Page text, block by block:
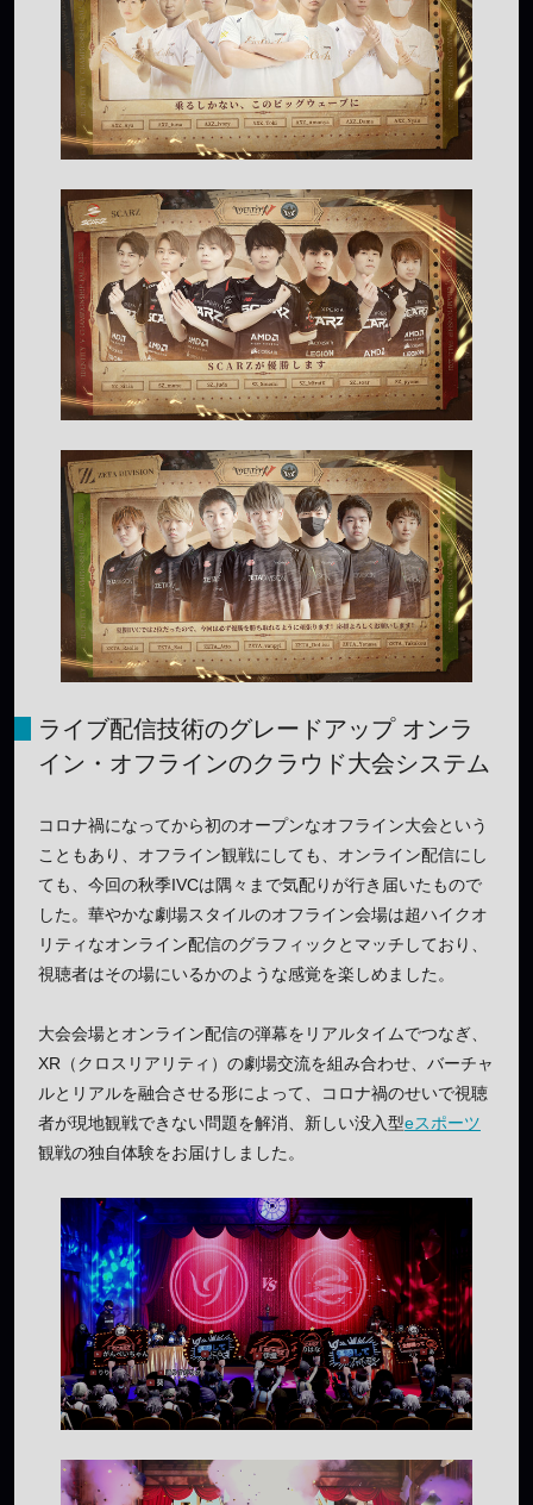
ライブ配信技術のグレードアップ オンラ
イン・オフラインのクラウド大会システム
コロナ禍になってから初のオープンなオフライン大会という
こともあり、オフライン観戦にしても、オンライン配信にし
ても、今回の秋季IVCは隅々まで気配りが行き届いたもので
した。華やかな劇場スタイルのオフライン会場は超ハイクオ
リティなオンライン配信のグラフィックとマッチしており、
視聴者はその場にいるかのような感覚を楽しめました。
大会会場とオンライン配信の弾幕をリアルタイムでつなぎ、
XR（クロスリアリティ）の劇場交流を組み合わせ、バーチャ
ルとリアルを融合させる形によって、コロナ禍のせいで視聴
者が現地観戦できない問題を解消、新しい没入型eスポーツ
観戦の独自体験をお届けしました。